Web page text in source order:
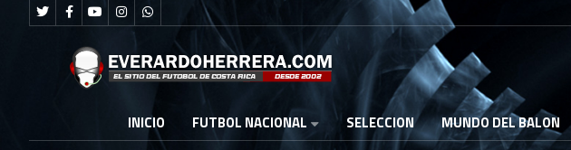
INICIO FUTBOL NACIONAL SELECCION MUNDO DEL BALON